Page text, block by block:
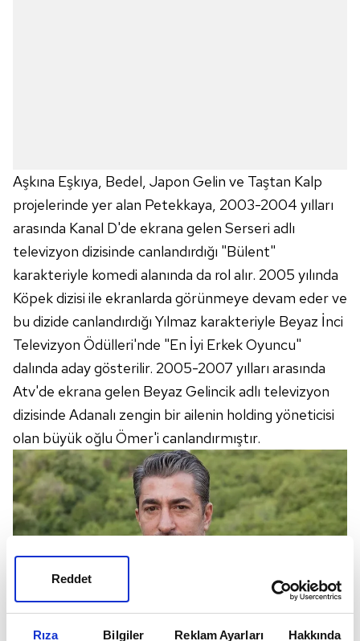
Rıza Bilgiler Reklam Ayarları Hakkında
Reddet
Aşkına Eşkıya, Bedel, Japon Gelin ve Taştan Kalp
projelerinde yer alan Petekkaya, 2003-2004 yılları
arasında Kanal D'de ekrana gelen Serseri adlı
televizyon dizisinde canlandırdığı "Bülent"
karakteriyle komedi alanında da rol alır. 2005 yılında
Köpek dizisi ile ekranlarda görünmeye devam eder ve
bu dizide canlandırdığı Yılmaz karakteriyle Beyaz İnci
Televizyon Ödülleri'nde "En İyi Erkek Oyuncu"
dalında aday gösterilir. 2005-2007 yılları arasında
Atv'de ekrana gelen Beyaz Gelincik adlı televizyon
dizisinde Adanalı zengin bir ailenin holding yöneticisi
olan büyük oğlu Ömer'i canlandırmıştır.